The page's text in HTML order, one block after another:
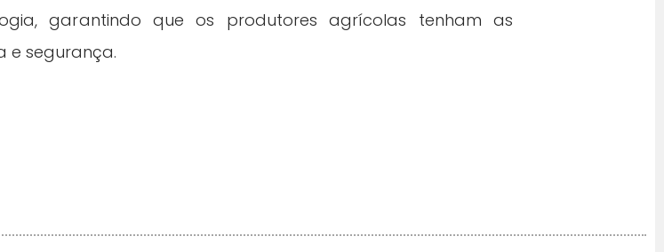
garantindo que os produtores agrícolas tenham as
e segurança.